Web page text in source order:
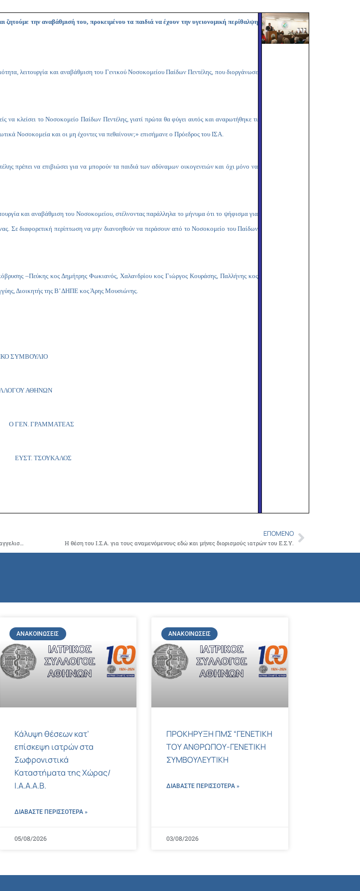
την αναβάθμισή του, προκειμένου τα παιδιά να έχουν την υγειονομική περίθαλψη
λειτουργία και αναβάθμιση του Γενικού Νοσοκομείου Παίδων Πεντέλης, που διοργάνωσε
να κλείσει το Νοσοκομείο Παίδων Πεντέλης, γιατί πρώτα θα φύγει αυτός και αναρωτήθηκε τι
Νοσοκομεία και οι μη έχοντες να πεθαίνουν;» επισήμανε ο Πρόεδρος του ΙΣΑ.
πρέπει να επιβιώσει για να μπορούν τα παιδιά των αδύναμων οικογενειών και όχι μόνο να
και αναβάθμιση του Νοσοκομείου, στέλνοντας παράλληλα το μήνυμα ότι το ψήφισμα για
Σε διαφορετική περίπτωση να μην διανοηθούν να περάσουν από το Νοσοκομείο του Παίδων
–Πεύκης κος Δημήτρης Φωκιανός, Χαλανδρίου κος Γιώργος Κουράσης, Παλλήνης κος
Αλληλεγγύης, Διοικητής της Β’ ΔΗΠΕ κος Άρης Μουσιώνης.
ΣΥΜΒΟΥΛΙΟ
ΑΘΗΝΩΝ
ΓΡΑΜΜΑΤΕΑΣ
ΤΣΟΥΚΑΛΟΣ
ΕΠΌΜΕΝΟ
Η θέση του Ι.Σ.Α. για τους αναμενόμενους εδώ και μήνες διορισμούς ιατρών του Ε.Σ.Υ.Next
ΑΝΑΚΟΙΝΏΣΕΙΣ
Κάλυψη θέσεων κατ’
επίσκεψη ιατρών στα
Σωφρονιστικά
Καταστήματα της Χώρας/
Ι.Α.Α.Α.Β.
ΔΙΑΒΑΣΤΕ ΠΕΡΙΣΣΌΤΕΡΑ »
05/08/2026
ΑΝΑΚΟΙΝΏΣΕΙΣ
ΠΡΟΚΗΡΥΞΗ ΠΜΣ “ΓΕΝΕΤΙΚΗ
ΤΟΥ ΑΝΘΡΩΠΟΥ-ΓΕΝΕΤΙΚΗ
ΣΥΜΒΟΥΛΕΥΤΙΚΗ
ΔΙΑΒΑΣΤΕ ΠΕΡΙΣΣΌΤΕΡΑ »
03/08/2026